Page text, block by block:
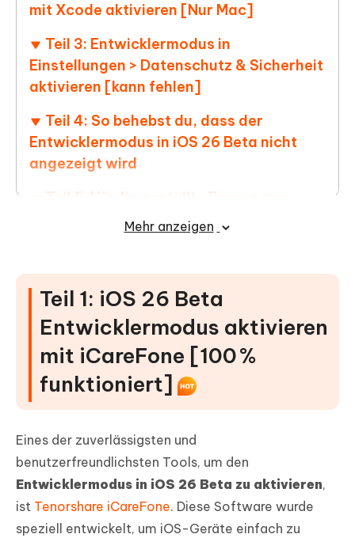
mit Xcode aktivieren [Nur Mac]
Teil 3: Entwicklermodus in
Einstellungen > Datenschutz & Sicherheit
aktivieren [kann fehlen]
Teil 4: So behebst du, dass der
Entwicklermodus in iOS 26 Beta nicht
angezeigt wird
Teil 5: Häufig gestellte Fragen zum
Entwicklermodus auf dem iPhone/iPad
Mehr anzeigen
Teil 1: iOS 26 Beta
Entwicklermodus aktivieren
mit iCareFone [100 %
funktioniert]
Eines der zuverlässigsten und
benutzerfreundlichsten Tools, um den
Entwicklermodus in iOS 26 Beta zu aktivieren,
ist Tenorshare iCareFone. Diese Software wurde
speziell entwickelt, um iOS-Geräte einfach zu